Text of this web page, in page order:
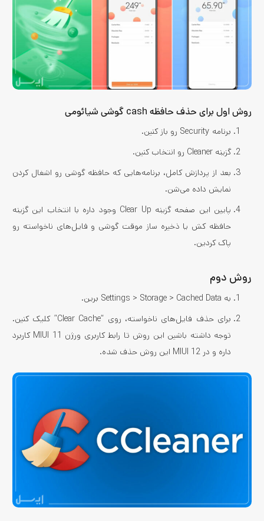
روش اول برای حذف حافظه cash گوشی شیائومی
برنامه Security رو باز کنین.
گزینه Cleaner رو انتخاب کنین.
بعد از پردازش کامل، برنامه‌­هایی که حافظه گوشی رو اشغال کردن
نمایش داده می‌­شن.
پایین این صفحه گزینه Clear Up وجود داره با انتخاب این گزینه
حافظه کش یا ذخیره ساز موقت گوشی و فایل‌­های ناخواسته رو
پاک کردین.
روش دوم
به Settings > Storage > Cached Data برین.
برای حذف فایل‌های ناخواسته، روی “Clear Cache” کلیک کنین.
توجه داشته باشین این روش تا رابط کاربری ورژن MIUI 11 کاربرد
داره و در MIUI 12 این روش حذف شده.